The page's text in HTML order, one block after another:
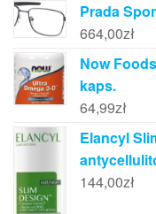
Prada
664,00zł
Now
kaps.
64,99zł
Elancyl
144,00zł